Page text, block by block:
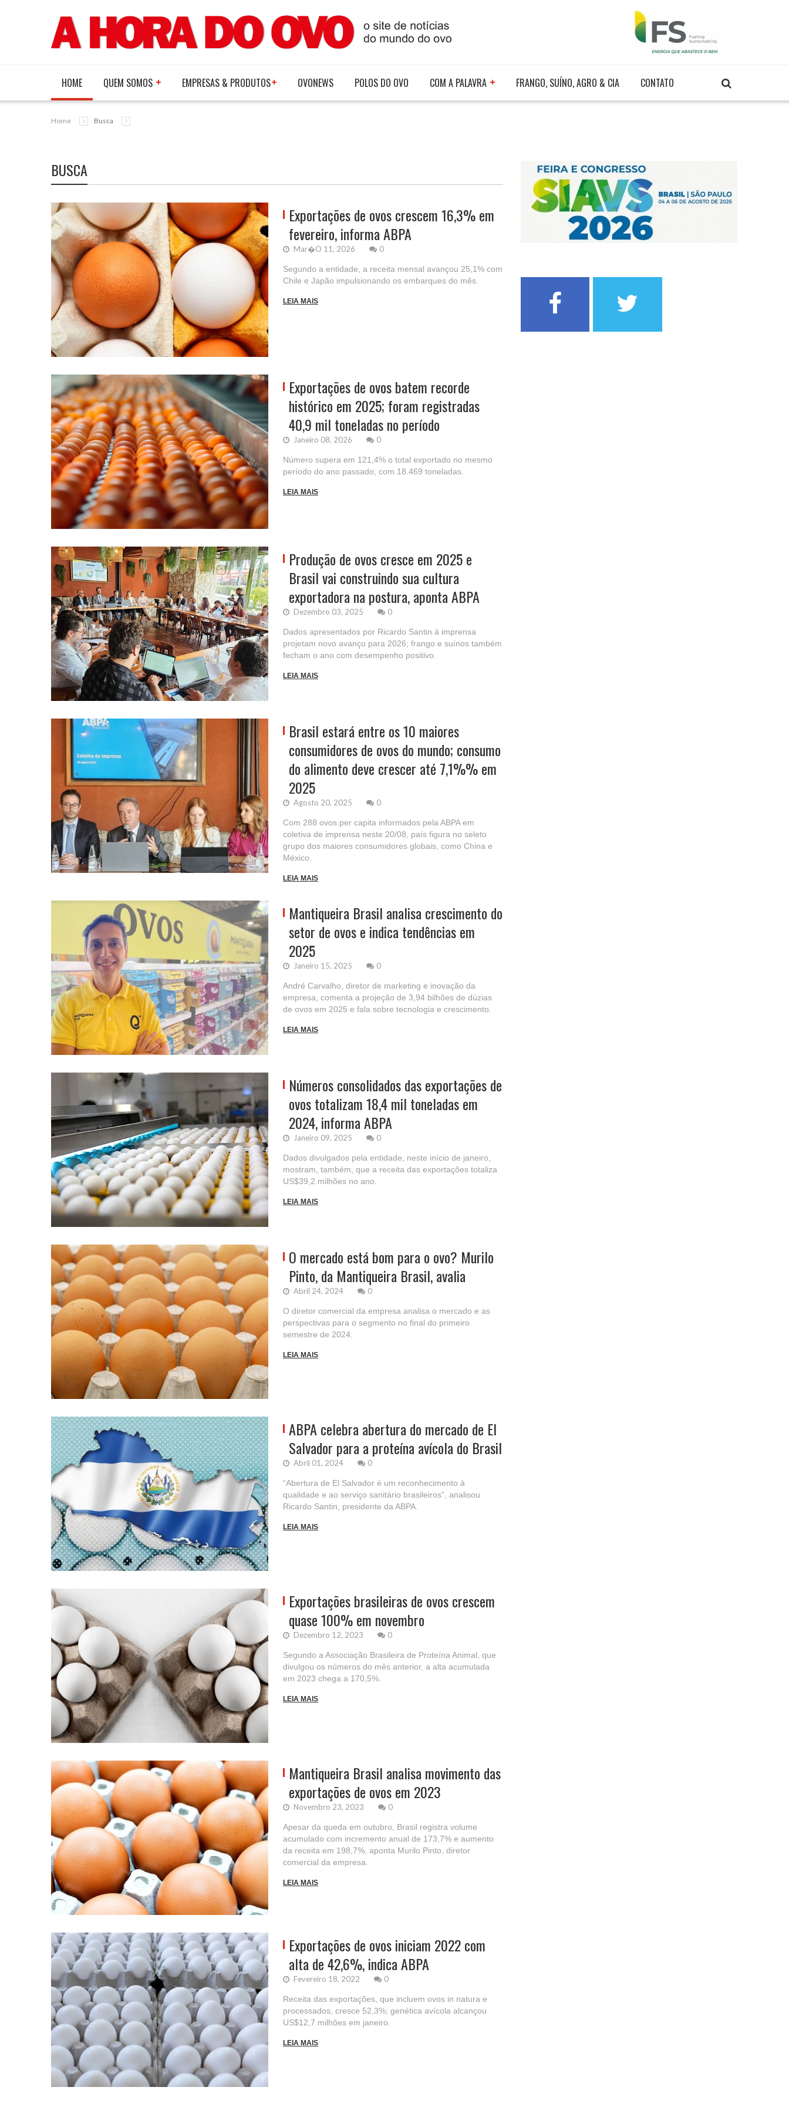
HOME QUEM SOMOS EMPRESAS & PRODUTOS OVONEWS POLOS DO OVO COM A PALAVRA FRANGO, SUÍNO, AGRO & CIA CONTATO
Home Busca
BUSCA
Exportações de ovos crescem 16,3% em
fevereiro, informa ABPA
Mar�o 11, 2026 0
Segundo a entidade, a receita mensal avançou 25,1% com
Chile e Japão impulsionando os embarques do mês.
LEIA MAIS
Exportações de ovos batem recorde
histórico em 2025; foram registradas
40,9 mil toneladas no período
Janeiro 08, 2026 0
Número supera em 121,4% o total exportado no mesmo
período do ano passado, com 18.469 toneladas.
LEIA MAIS
Produção de ovos cresce em 2025 e
Brasil vai construindo sua cultura
exportadora na postura, aponta ABPA
Dezembro 03, 2025 0
Dados apresentados por Ricardo Santin à imprensa
projetam novo avanço para 2026; frango e suínos também
fecham o ano com desempenho positivo.
LEIA MAIS
Brasil estará entre os 10 maiores
consumidores de ovos do mundo; consumo
do alimento deve crescer até 7,1%% em
2025
Agosto 20, 2025 0
Com 288 ovos per capita informados pela ABPA em
coletiva de imprensa neste 20/08, país figura no seleto
grupo dos maiores consumidores globais, como China e
México.
LEIA MAIS
Mantiqueira Brasil analisa crescimento do
setor de ovos e indica tendências em
2025
Janeiro 15, 2025 0
André Carvalho, diretor de marketing e inovação da
empresa, comenta a projeção de 3,94 bilhões de dúzias
de ovos em 2025 e fala sobre tecnologia e crescimento.
LEIA MAIS
Números consolidados das exportações de
ovos totalizam 18,4 mil toneladas em
2024, informa ABPA
Janeiro 09, 2025 0
Dados divulgados pela entidade, neste início de janeiro,
mostram, também, que a receita das exportações totaliza
US$39,2 milhões no ano.
LEIA MAIS
O mercado está bom para o ovo? Murilo
Pinto, da Mantiqueira Brasil, avalia
Abril 24, 2024 0
O diretor comercial da empresa analisa o mercado e as
perspectivas para o segmento no final do primeiro
semestre de 2024.
LEIA MAIS
ABPA celebra abertura do mercado de El
Salvador para a proteína avícola do Brasil
Abril 01, 2024 0
“Abertura de El Salvador é um reconhecimento à
qualidade e ao serviço sanitário brasileiros”, analisou
Ricardo Santin, presidente da ABPA.
LEIA MAIS
Exportações brasileiras de ovos crescem
quase 100% em novembro
Dezembro 12, 2023 0
Segundo a Associação Brasileira de Proteína Animal, que
divulgou os números do mês anterior, a alta acumulada
em 2023 chega a 170,5%.
LEIA MAIS
Mantiqueira Brasil analisa movimento das
exportações de ovos em 2023
Novembro 23, 2023 0
Apesar da queda em outubro, Brasil registra volume
acumulado com incremento anual de 173,7% e aumento
da receita em 198,7%, aponta Murilo Pinto, diretor
comercial da empresa.
LEIA MAIS
Exportações de ovos iniciam 2022 com
alta de 42,6%, indica ABPA
Fevereiro 18, 2022 0
Receita das exportações, que incluem ovos in natura e
processados, cresce 52,3%; genética avícola alcançou
US$12,7 milhões em janeiro.
LEIA MAIS